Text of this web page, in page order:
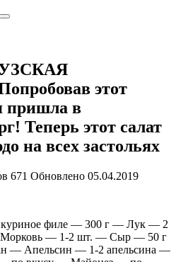
этот
пришла в
Теперь этот салат
на всех застольях
671 Обновлено 05.04.2019
филе — 300 г — Лук — 2
— 1-2 шт. — Сыр — 50 г
— Апельсин — 1-2 апельсина —